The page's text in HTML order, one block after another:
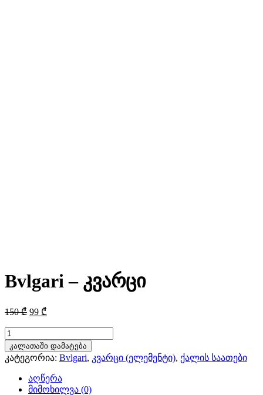
Bvlgari – კვარცი
150₾ Original
was:
150 ₾.
99 ₾
is:
99 ₾.
რაოდენობა:
Bvlgari
-
კვარცი
კალათაში დამატება
კატეგორია: Bvlgari, კვარცი (ელემენტი), ქალის საათები
აღწერა
მიმოხილვა (0)